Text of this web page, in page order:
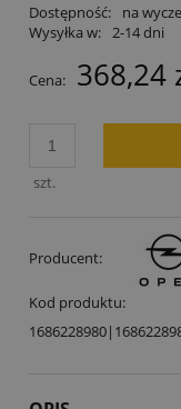
Dostępność:
na
Wysyłka w: 2-14 dni
Cena: 368,24
szt.
Producent:
Kod produktu: